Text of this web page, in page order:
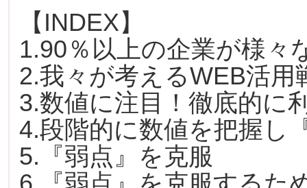
【INDEX】
1.90％以上の企業が様々
2.我々が考えるWEB活用
3.数値に注目！徹底的に
4.段階的に数値を把握し
5.『弱点』を克服